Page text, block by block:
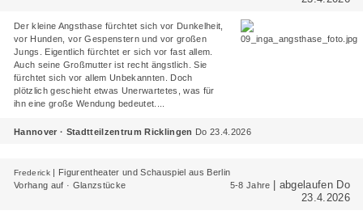
Der kleine Angsthase fürchtet sich vor Dunkelheit,
vor Hunden, vor Gespenstern und vor großen
Jungs. Eigentlich fürchtet er sich vor fast allem.
Auch seine Großmutter ist recht ängstlich. Sie
fürchtet sich vor allem Unbekannten. Doch
plötzlich geschieht etwas Unerwartetes, was für
ihn eine große Wendung bedeutet....
Hannover · Stadtteilzentrum Ricklingen Do 23.4.2026
Frederick | Figurentheater und Schauspiel aus Berlin
Vorhang auf · Glanzstücke
5-8 Jahre
| abgelaufen Do
23.4.2026